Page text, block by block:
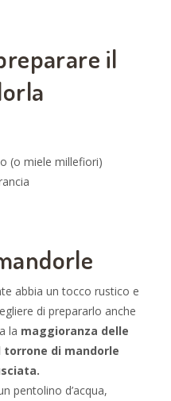
il
(o miele millefiori)
abbia un tocco rustico e
di prepararlo anche
la maggioranza delle
di mandorle
pentolino d’acqua,